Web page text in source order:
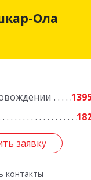
Ола
заявку
контакты
Йошкар-Ола
Йошкар-Ола г,
заявку